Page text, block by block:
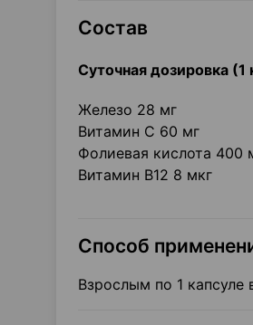
Состав
Суточная дозировка (1
Железо 28 мг
Витамин С 60 мг
Фолиевая кислота 400
Витамин В12 8 мкг
Способ
Взрослым по 1 капсуле